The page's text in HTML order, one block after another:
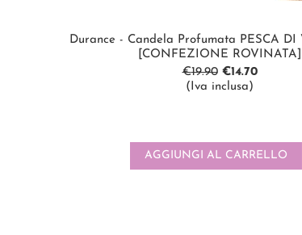
Durance - Candela Profumata PESCA DI
[CONFEZIONE ROVINATA]
€19.90 €14.70
(Iva inclusa)
AGGIUNGI AL CARRELLO